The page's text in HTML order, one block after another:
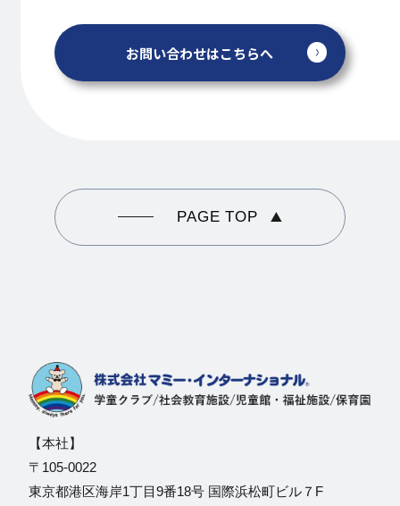
お問い合わせはこちらへ
PAGE TOP
【本社】
〒105-0022
東京都港区海岸1丁目9番18号 国際浜松町ビル７F